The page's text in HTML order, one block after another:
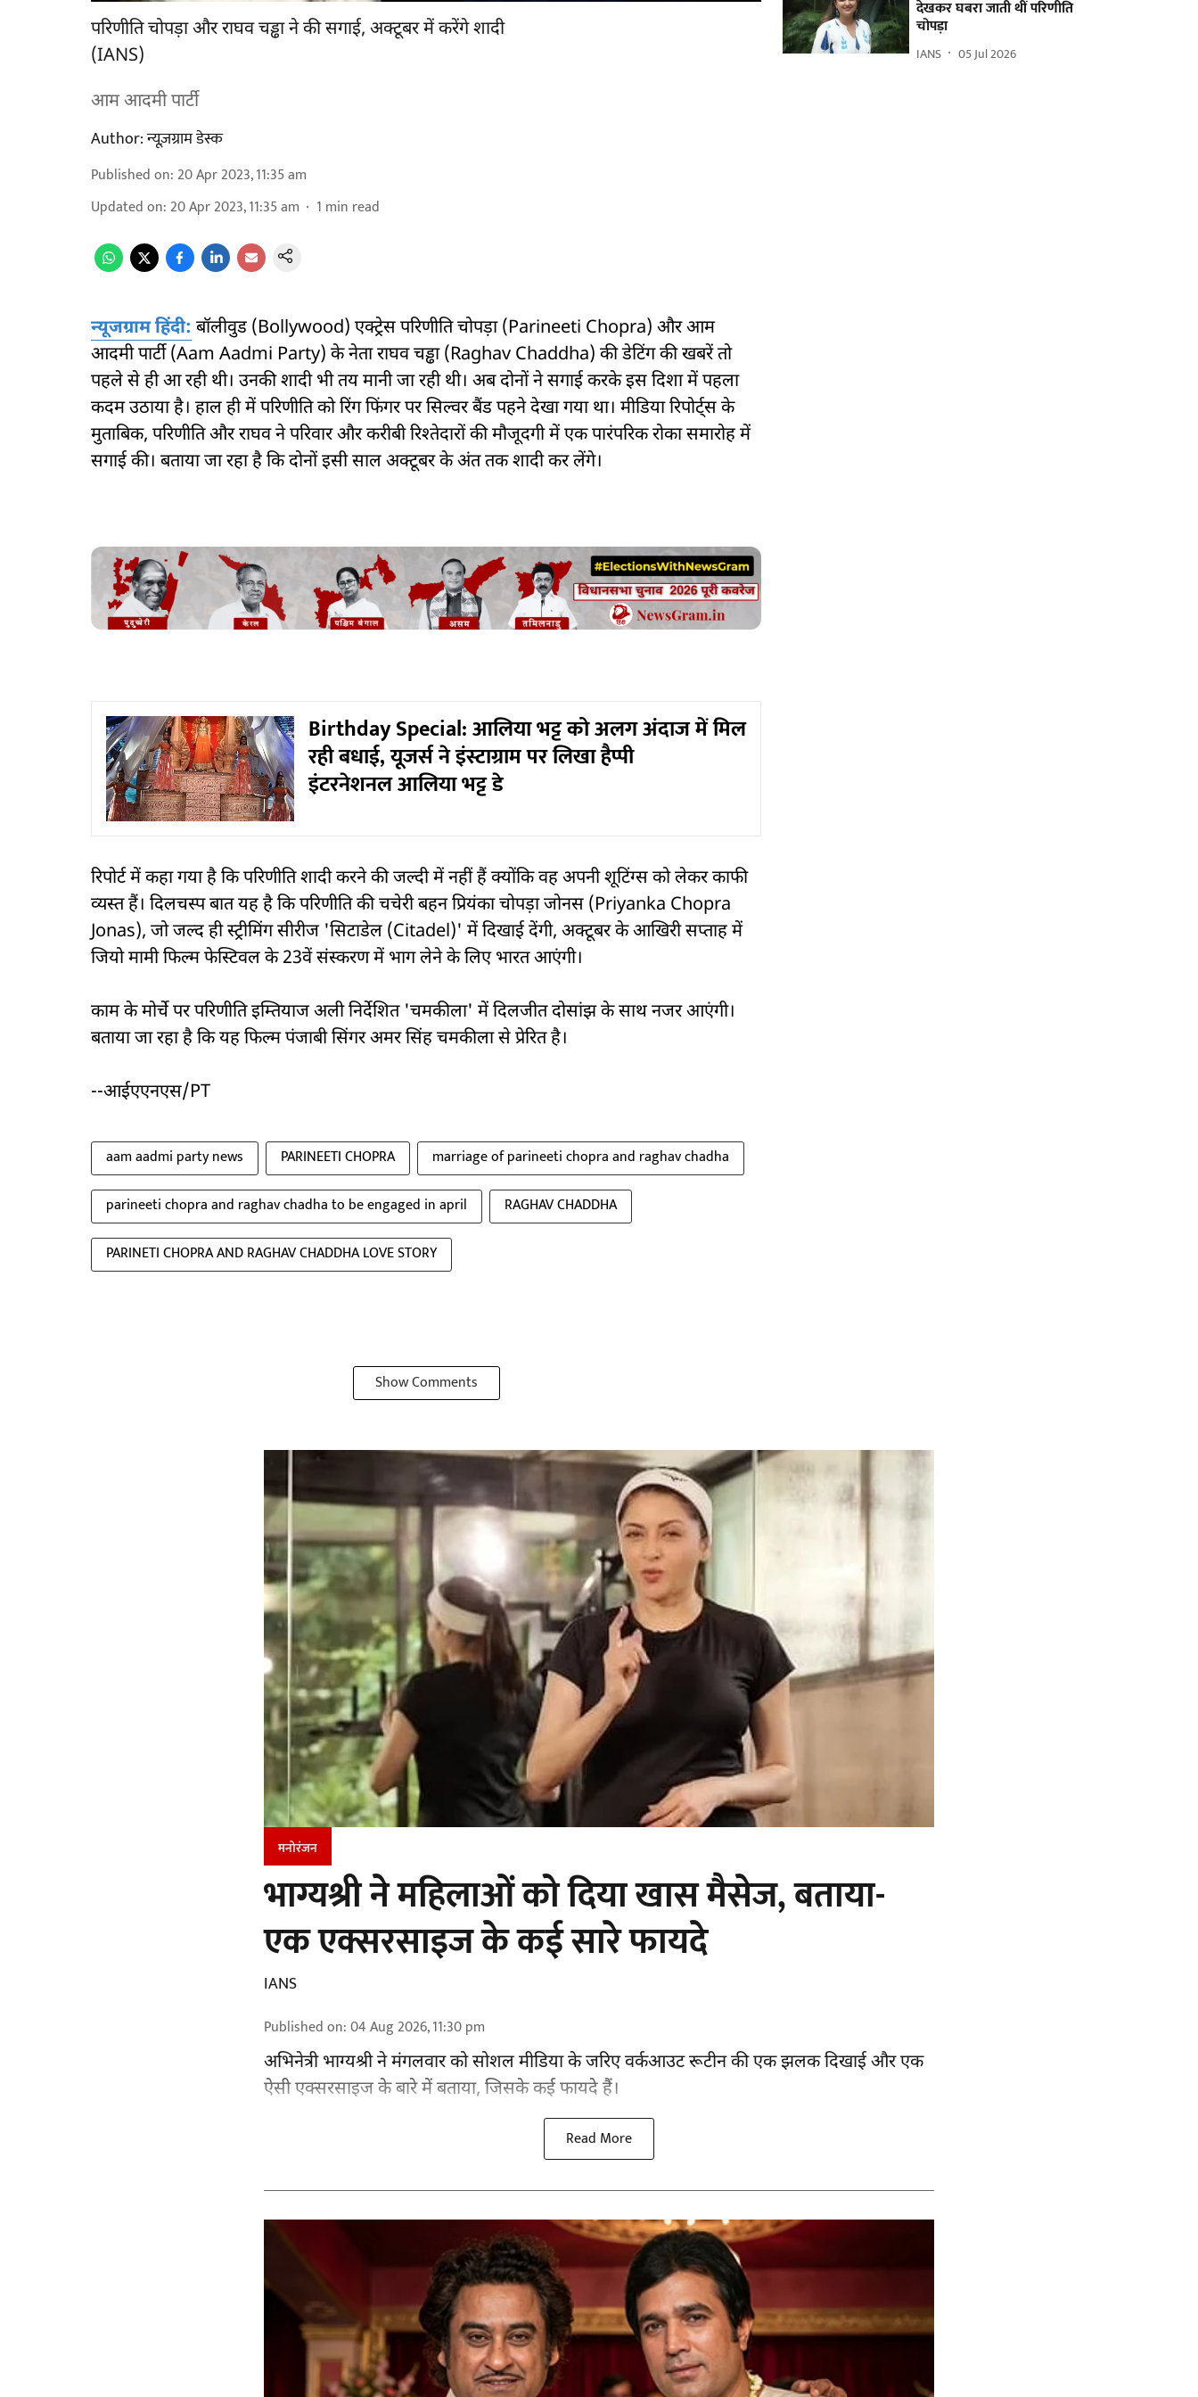
परिणीति चोपड़ा और राघव चड्ढा ने की सगाई, अक्टूबर में करेंगे शादी
(IANS)
आम आदमी पार्टी
Author:न्यूज़ग्राम डेस्क
Published on: 20 Apr 2023, 11:35 am
Updated on: 20 Apr 2023, 11:35 am 1 min read
न्यूजग्राम हिंदी: बॉलीवुड (Bollywood) एक्ट्रेस परिणीति चोपड़ा (Parineeti Chopra) और आम
आदमी पार्टी (Aam Aadmi Party) के नेता राघव चड्ढा (Raghav Chaddha) की डेटिंग की खबरें तो
पहले से ही आ रही थी। उनकी शादी भी तय मानी जा रही थी। अब दोनों ने सगाई करके इस दिशा में पहला
कदम उठाया है। हाल ही में परिणीति को रिंग फिंगर पर सिल्वर बैंड पहने देखा गया था। मीडिया रिपोर्ट्स के
मुताबिक, परिणीति और राघव ने परिवार और करीबी रिश्तेदारों की मौजूदगी में एक पारंपरिक रोका समारोह में
सगाई की। बताया जा रहा है कि दोनों इसी साल अक्टूबर के अंत तक शादी कर लेंगे।
Birthday Special: आलिया भट्ट को अलग अंदाज में मिल
रही बधाई, यूजर्स ने इंस्टाग्राम पर लिखा हैप्पी
इंटरनेशनल आलिया भट्ट डे
रिपोर्ट में कहा गया है कि परिणीति शादी करने की जल्दी में नहीं हैं क्योंकि वह अपनी शूटिंग्स को लेकर काफी
व्यस्त हैं। दिलचस्प बात यह है कि परिणीति की चचेरी बहन प्रियंका चोपड़ा जोनस (Priyanka Chopra
Jonas), जो जल्द ही स्ट्रीमिंग सीरीज 'सिटाडेल (Citadel)' में दिखाई देंगी, अक्टूबर के आखिरी सप्ताह में
जियो मामी फिल्म फेस्टिवल के 23वें संस्करण में भाग लेने के लिए भारत आएंगी।
काम के मोर्चे पर परिणीति इम्तियाज अली निर्देशित 'चमकीला' में दिलजीत दोसांझ के साथ नजर आएंगी।
बताया जा रहा है कि यह फिल्म पंजाबी सिंगर अमर सिंह चमकीला से प्रेरित है।
--आईएएनएस/PT
aam aadmi party news PARINEETI CHOPRA
marriage of parineeti chopra and raghav chadha
parineeti chopra and raghav chadha to be engaged in april
RAGHAV CHADDHA
PARINETI CHOPRA AND RAGHAV CHADDHA LOVE STORY
Show Comments
देखकर घबरा जाती थीं परिणीति
चोपड़ा
IANS 05 Jul 2026
मनोरंजन
भाग्यश्री ने महिलाओं को दिया खास मैसेज, बताया-
एक एक्सरसाइज के कई सारे फायदे
IANS
Published on:04 Aug 2026, 11:30 pm
अभिनेत्री भाग्यश्री ने मंगलवार को सोशल मीडिया के जरिए वर्कआउट रूटीन की एक झलक दिखाई और एक
ऐसी एक्सरसाइज के बारे में बताया, जिसके कई फायदे हैं।
Read More